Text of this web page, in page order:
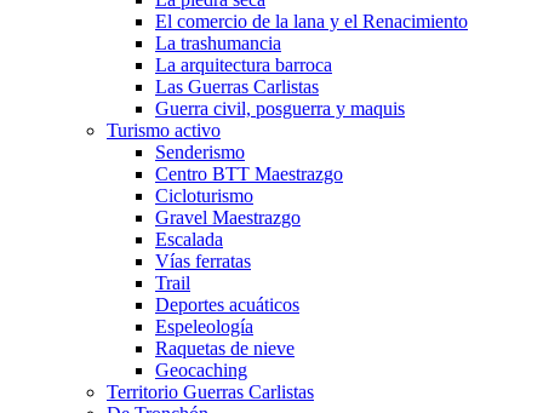
El comercio de la lana y el Renacimiento
La trashumancia
La arquitectura barroca
Las Guerras Carlistas
Guerra civil, posguerra y maquis
Turismo activo
Senderismo
Centro BTT Maestrazgo
Cicloturismo
Gravel Maestrazgo
Escalada
Vías ferratas
Trail
Deportes acuáticos
Espeleología
Raquetas de nieve
Geocaching
Territorio Guerras Carlistas